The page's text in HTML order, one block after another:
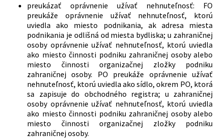
preukázať oprávnenie užívať nehnuteľnosť: FO
preukáže oprávnenie užívať nehnuteľnosť, ktorú
uviedla ako miesto podnikania, ak adresa miesta
podnikania je odlišná od miesta bydliska; u zahraničnej
osoby oprávnenie užívať nehnuteľnosť, ktorú uviedla
ako miesto činnosti podniku zahraničnej osoby alebo
miesto činnosti organizačnej zložky podniku
zahraničnej osoby. PO preukáže oprávnenie užívať
nehnuteľnosť, ktorú uviedla ako sídlo, okrem PO, ktorá
sa zapisuje do obchodného registra; u zahraničnej
osoby oprávnenie užívať nehnuteľnosť, ktorú uviedla
ako miesto činnosti podniku zahraničnej osoby alebo
miesto činnosti organizačnej zložky podniku
zahraničnej osoby.